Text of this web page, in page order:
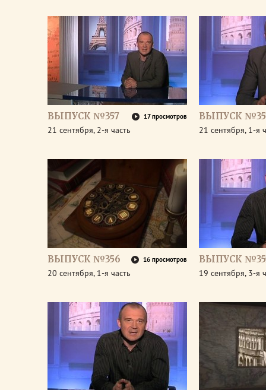
ВЫПУСК №357 17 просмотров
21 сентября, 2-я часть
ВЫПУСК
21 сентября, 1-я
ВЫПУСК №356 16 просмотров
20 сентября, 1-я часть
ВЫПУСК
19 сентября, 3-я